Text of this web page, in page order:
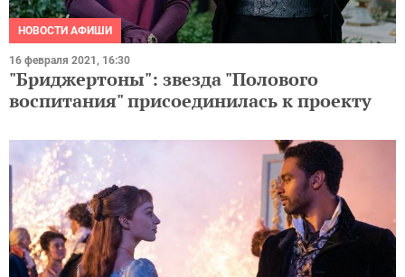
НОВОСТИ АФИШИ
16 февраля 2021, 16:30
"Бриджертоны": звезда "Полового
воспитания" присоединилась к проекту